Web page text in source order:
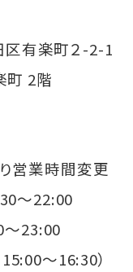
有楽町２-2-1
町 2階
営業時間変更
～22:00
23:00
～16:30）